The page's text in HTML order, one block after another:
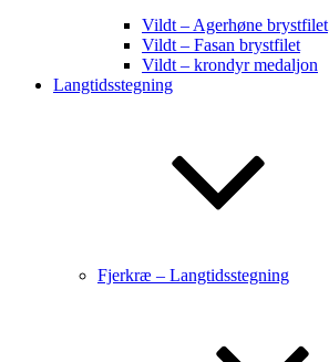
Vildt – Agerhøne brystfilet
Vildt – Fasan brystfilet
Vildt – krondyr medaljon
Langtidsstegning
Fjerkræ – Langtidsstegning